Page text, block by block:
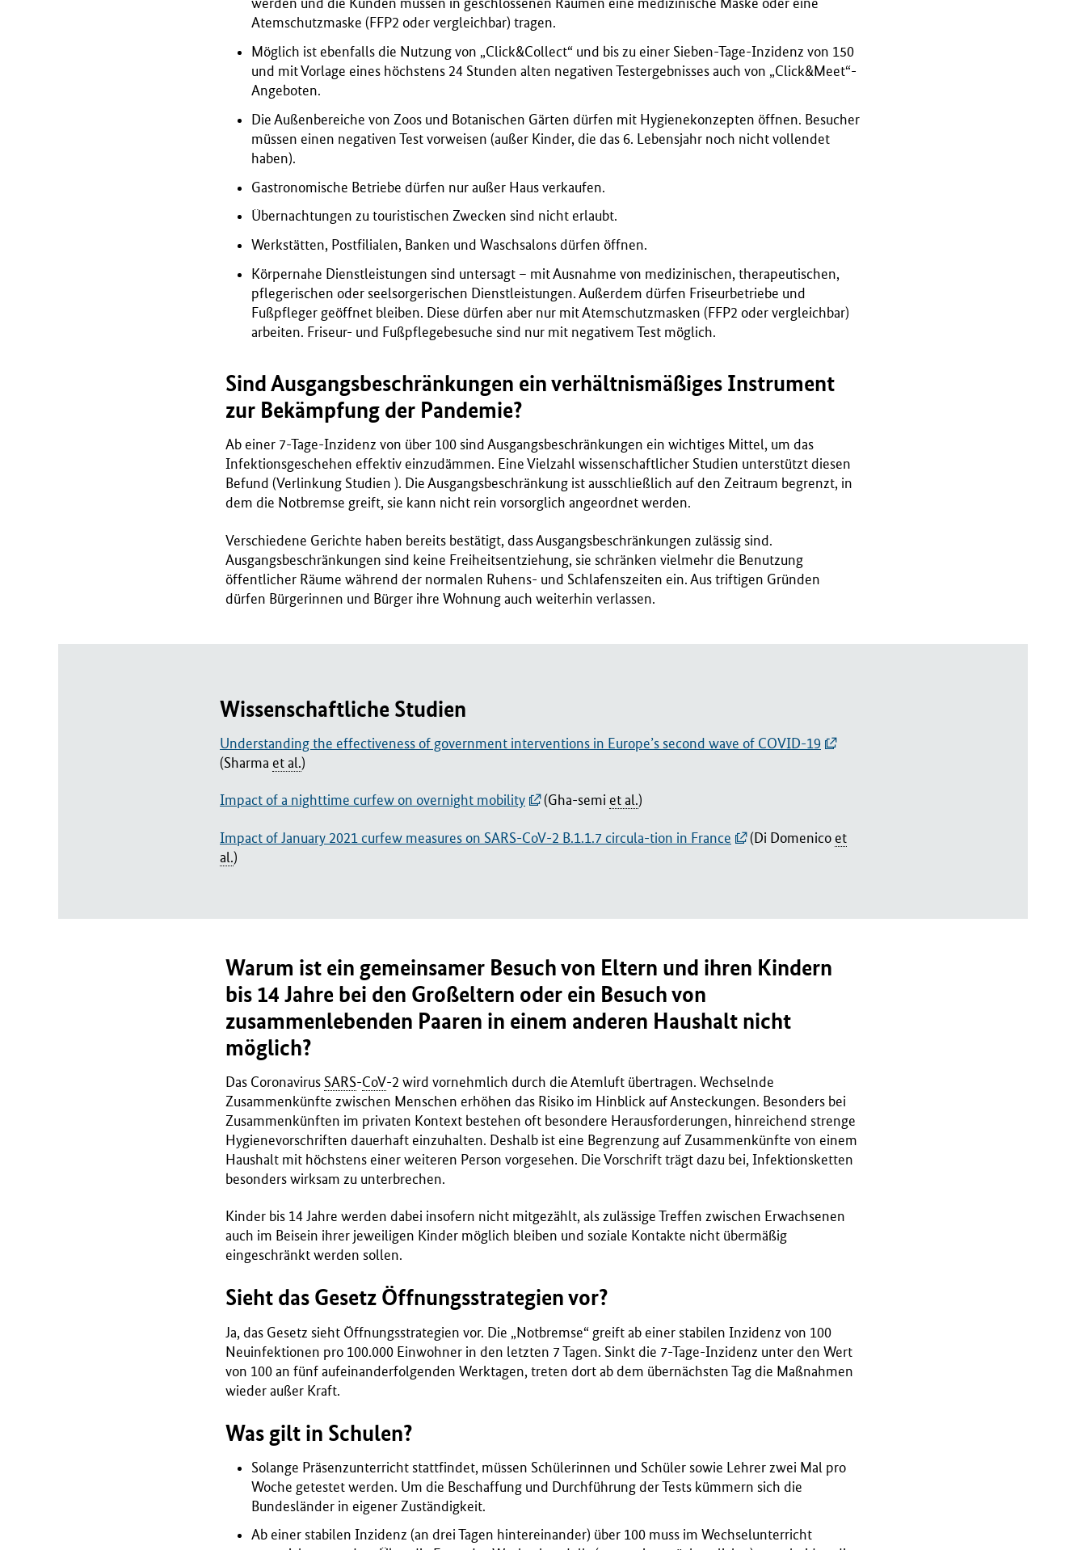
werden und die Kunden müssen in geschlossenen Räumen eine medizinische Maske oder eine
Atemschutzmaske (FFP2 oder vergleichbar) tragen.
Möglich ist ebenfalls die Nutzung von „Click&Collect“ und bis zu einer Sieben-Tage-Inzidenz von 150
und mit Vorlage eines höchstens 24 Stunden alten negativen Testergebnisses auch von „Click&Meet“-
Angeboten.
Die Außenbereiche von Zoos und Botanischen Gärten dürfen mit Hygienekonzepten öffnen. Besucher
müssen einen negativen Test vorweisen (außer Kinder, die das 6. Lebensjahr noch nicht vollendet
haben).
Gastronomische Betriebe dürfen nur außer Haus verkaufen.
Übernachtungen zu touristischen Zwecken sind nicht erlaubt.
Werkstätten, Postfilialen, Banken und Waschsalons dürfen öffnen.
Körpernahe Dienstleistungen sind untersagt – mit Ausnahme von medizinischen, therapeutischen,
pflegerischen oder seelsorgerischen Dienstleistungen. Außerdem dürfen Friseurbetriebe und
Fußpfleger geöffnet bleiben. Diese dürfen aber nur mit Atemschutzmasken (FFP2 oder vergleichbar)
arbeiten. Friseur- und Fußpflegebesuche sind nur mit negativem Test möglich.
Sind Ausgangsbeschränkungen ein verhältnismäßiges Instrument
zur Bekämpfung der Pandemie?
Ab einer 7-Tage-Inzidenz von über 100 sind Ausgangsbeschränkungen ein wichtiges Mittel, um das
Infektionsgeschehen effektiv einzudämmen. Eine Vielzahl wissenschaftlicher Studien unterstützt diesen
Befund (Verlinkung Studien ). Die Ausgangsbeschränkung ist ausschließlich auf den Zeitraum begrenzt, in
dem die Notbremse greift, sie kann nicht rein vorsorglich angeordnet werden.
Verschiedene Gerichte haben bereits bestätigt, dass Ausgangsbeschränkungen zulässig sind.
Ausgangsbeschränkungen sind keine Freiheitsentziehung, sie schränken vielmehr die Benutzung
öffentlicher Räume während der normalen Ruhens- und Schlafenszeiten ein. Aus triftigen Gründen
dürfen Bürgerinnen und Bürger ihre Wohnung auch weiterhin verlassen.
Wissenschaftliche Studien
Understanding the effectiveness of government interventions in Europe’s second wave of COVID-19
(Sharma et al.)
Impact of a nighttime curfew on overnight mobility (Gha-semi et al.)
Impact of January 2021 curfew measures on SARS-CoV-2 B.1.1.7 circula-tion in France (Di Domenico et
al.)
Warum ist ein gemeinsamer Besuch von Eltern und ihren Kindern
bis 14 Jahre bei den Großeltern oder ein Besuch von
zusammenlebenden Paaren in einem anderen Haushalt nicht
möglich?
Das Coronavirus SARS-CoV-2 wird vornehmlich durch die Atemluft übertragen. Wechselnde
Zusammenkünfte zwischen Menschen erhöhen das Risiko im Hinblick auf Ansteckungen. Besonders bei
Zusammenkünften im privaten Kontext bestehen oft besondere Herausforderungen, hinreichend strenge
Hygienevorschriften dauerhaft einzuhalten. Deshalb ist eine Begrenzung auf Zusammenkünfte von einem
Haushalt mit höchstens einer weiteren Person vorgesehen. Die Vorschrift trägt dazu bei, Infektionsketten
besonders wirksam zu unterbrechen.
Kinder bis 14 Jahre werden dabei insofern nicht mitgezählt, als zulässige Treffen zwischen Erwachsenen
auch im Beisein ihrer jeweiligen Kinder möglich bleiben und soziale Kontakte nicht übermäßig
eingeschränkt werden sollen.
Sieht das Gesetz Öffnungsstrategien vor?
Ja, das Gesetz sieht Öffnungsstrategien vor. Die „Notbremse“ greift ab einer stabilen Inzidenz von 100
Neuinfektionen pro 100.000 Einwohner in den letzten 7 Tagen. Sinkt die 7-Tage-Inzidenz unter den Wert
von 100 an fünf aufeinanderfolgenden Werktagen, treten dort ab dem übernächsten Tag die Maßnahmen
wieder außer Kraft.
Was gilt in Schulen?
Solange Präsenzunterricht stattfindet, müssen Schülerinnen und Schüler sowie Lehrer zwei Mal pro
Woche getestet werden. Um die Beschaffung und Durchführung der Tests kümmern sich die
Bundesländer in eigener Zuständigkeit.
Ab einer stabilen Inzidenz (an drei Tagen hintereinander) über 100 muss im Wechselunterricht